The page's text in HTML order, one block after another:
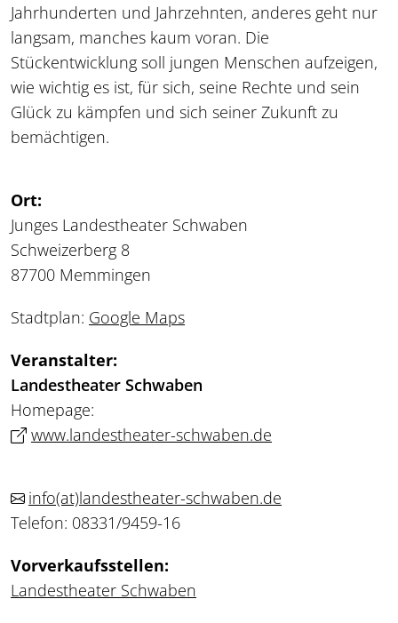
Jahrhunderten und Jahrzehnten, anderes geht nur
langsam, manches kaum voran. Die
Stückentwicklung soll jungen Menschen aufzeigen,
wie wichtig es ist, für sich, seine Rechte und sein
Glück zu kämpfen und sich seiner Zukunft zu
bemächtigen.
Ort:
Junges Landestheater Schwaben
Schweizerberg 8
87700 Memmingen
Stadtplan: Google Maps
Veranstalter:
Landestheater Schwaben
Homepage:
www.landestheater-schwaben.de
info(at)landestheater-schwaben.de
Telefon: 08331/9459-16
Vorverkaufsstellen:
Landestheater Schwaben